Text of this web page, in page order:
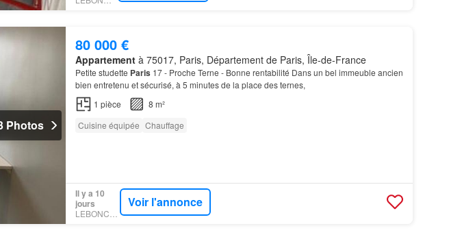
Photos
80 000 €
Appartementà 75017, Paris, Département de Paris, Île-de-France
Petite studette Paris 17 - Proche Terne - Bonne rentabilité Dans un bel immeuble ancien
bien entretenu et sécurisé, à 5 minutes de la place des ternes,
1 pièce
8 m²
Cuisine équipée Chauffage
Il y a 10
jours
Voir l'annonce